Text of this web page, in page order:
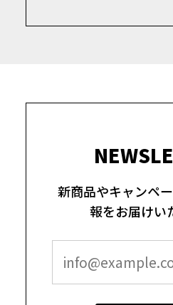
新商品やキャンペ
報をお届けい